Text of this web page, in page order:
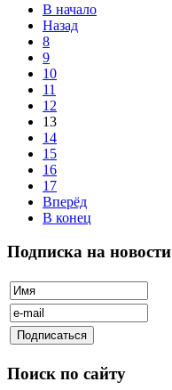
В начало
Назад
8
9
10
11
12
13
14
15
16
17
Вперёд
В конец
Подписка на новости
Поиск по сайту